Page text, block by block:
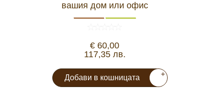
вашия дом или офис
€ 60,00
117,35 лв.
Добави в кошницата +